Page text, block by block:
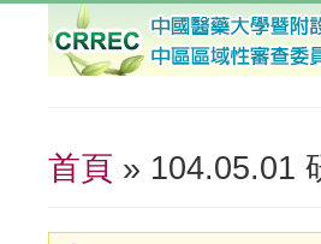
您在這裡
首頁 » 104.05.01